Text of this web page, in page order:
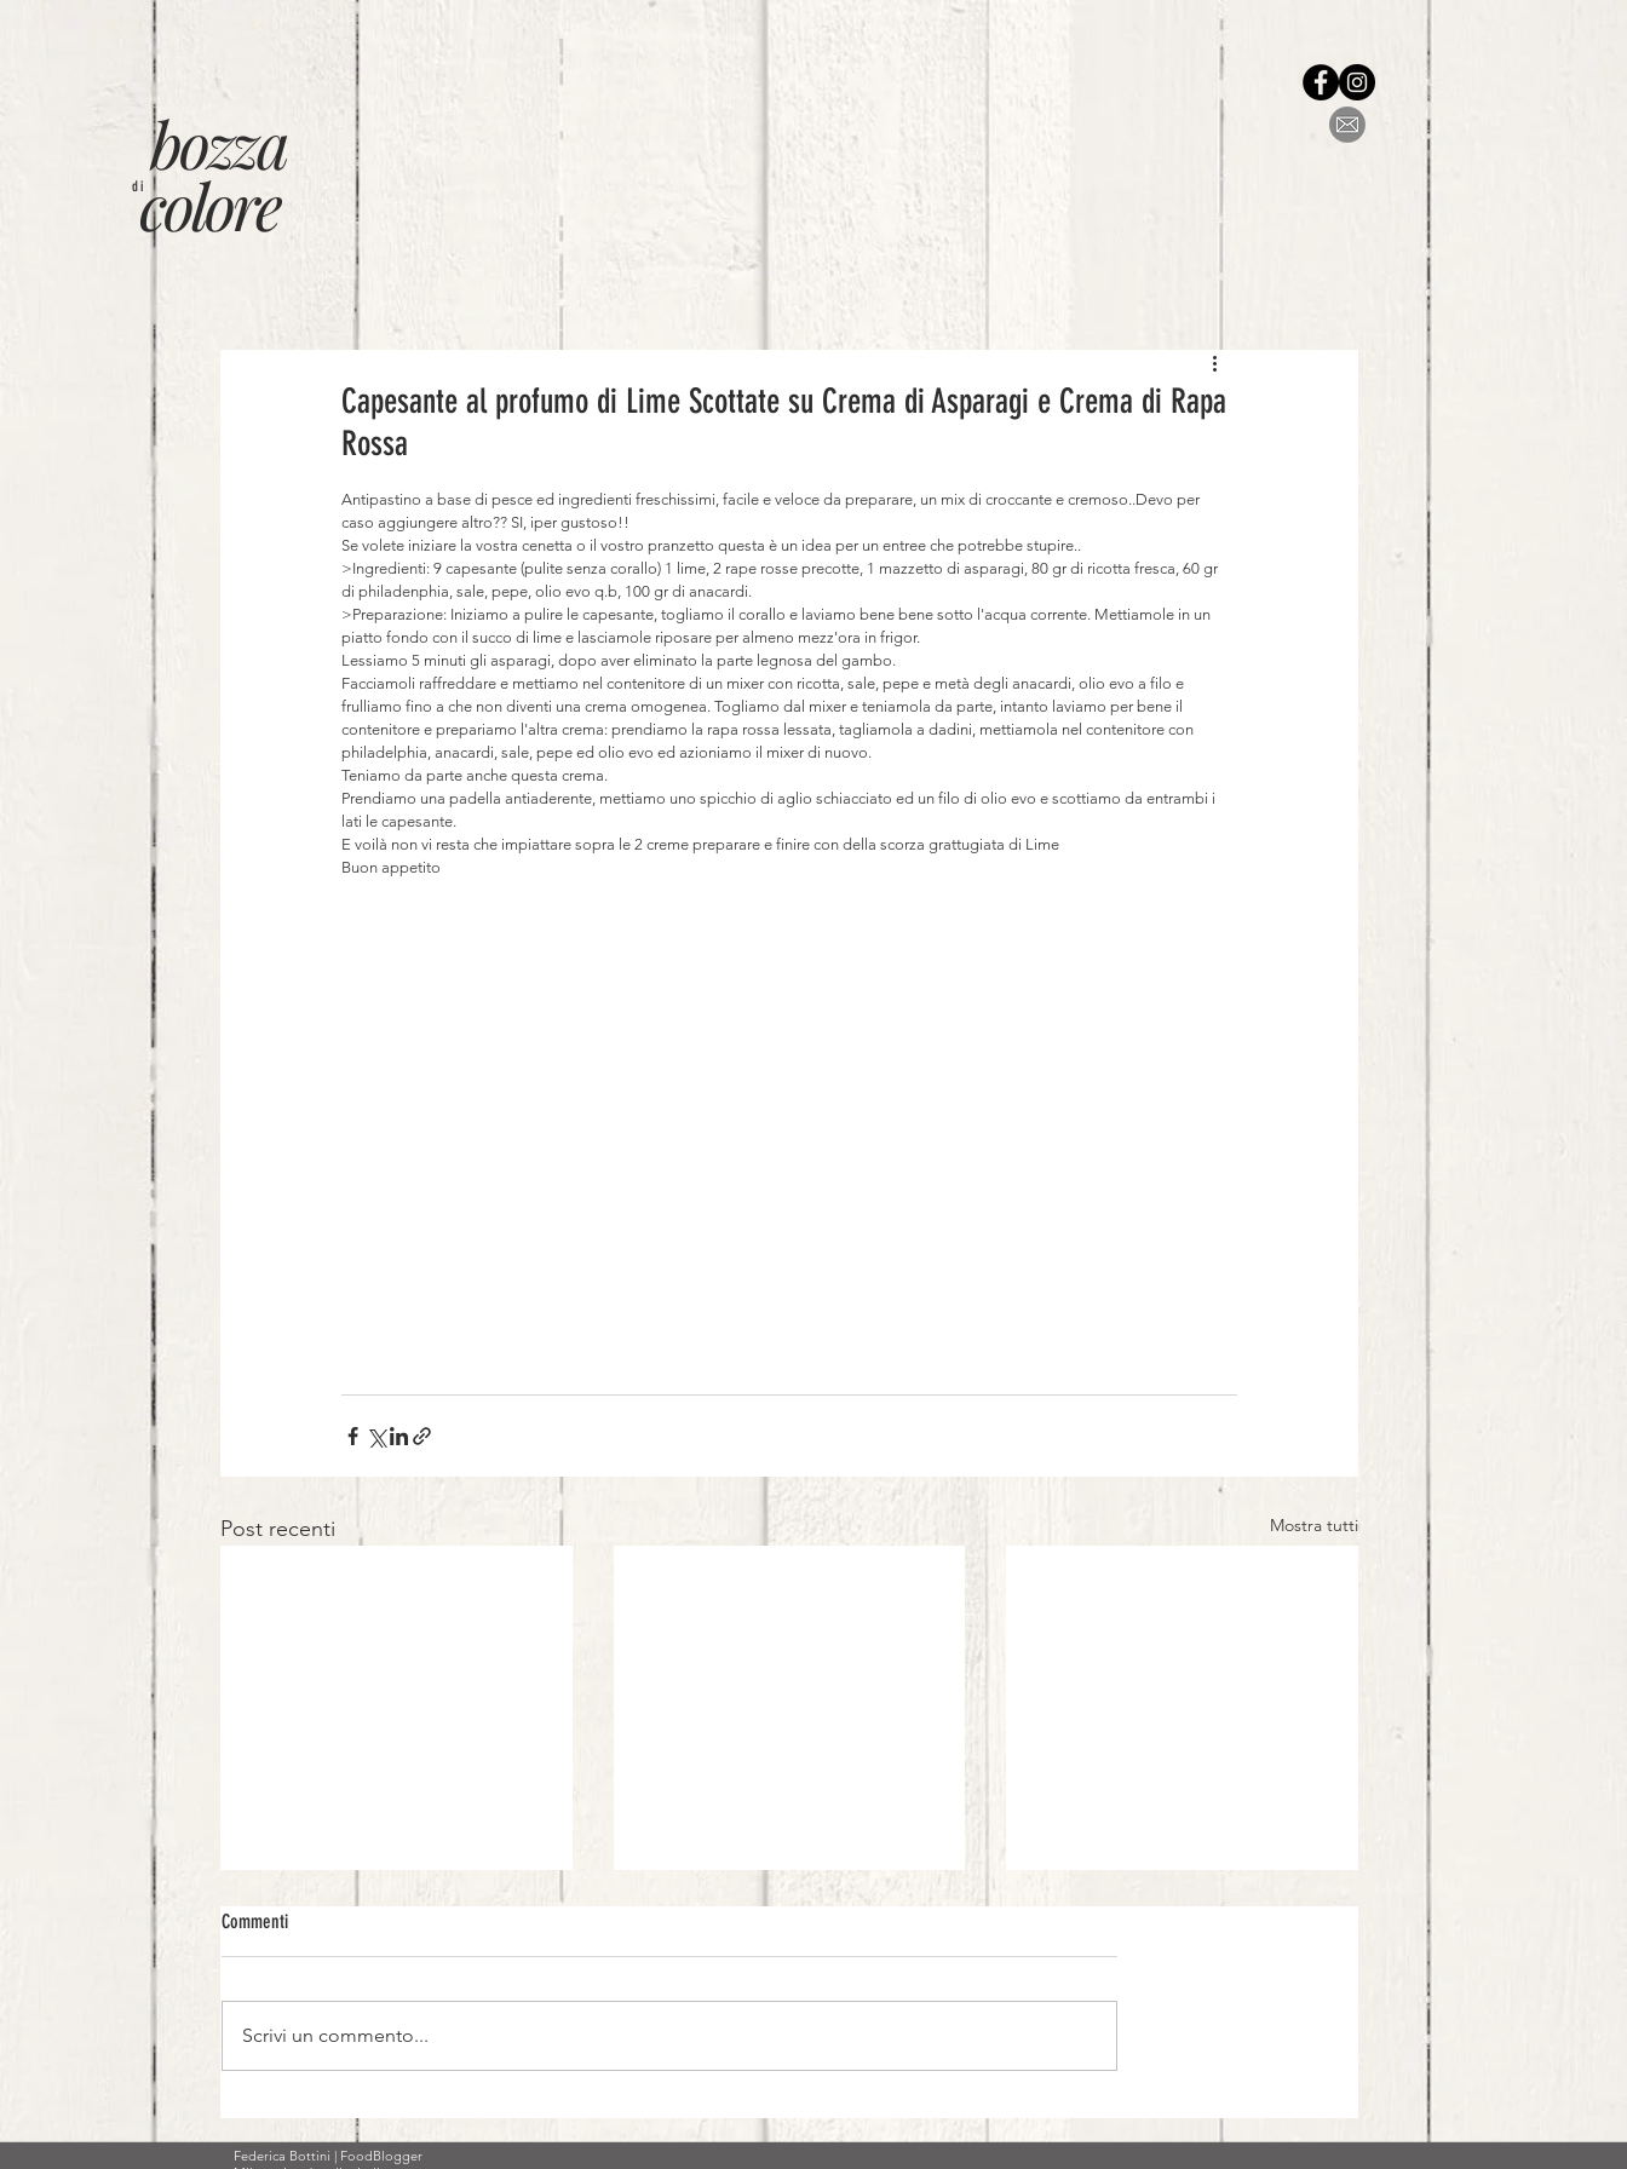
bozza
colore
di
Capesante al profumo di Lime Scottate su Crema di Asparagi e Crema di Rapa
Rossa
Antipastino a base di pesce ed ingredienti freschissimi, facile e veloce da preparare, un mix di croccante e cremoso..Devo per
caso aggiungere altro?? SI, iper gustoso!!
Se volete iniziare la vostra cenetta o il vostro pranzetto questa è un idea per un entree che potrebbe stupire..
>Ingredienti: 9 capesante (pulite senza corallo) 1 lime, 2 rape rosse precotte, 1 mazzetto di asparagi, 80 gr di ricotta fresca, 60 gr
di philadenphia, sale, pepe, olio evo q.b, 100 gr di anacardi.
>Preparazione: Iniziamo a pulire le capesante, togliamo il corallo e laviamo bene bene sotto l'acqua corrente. Mettiamole in un
piatto fondo con il succo di lime e lasciamole riposare per almeno mezz'ora in frigor.
Lessiamo 5 minuti gli asparagi, dopo aver eliminato la parte legnosa del gambo.
Facciamoli raffreddare e mettiamo nel contenitore di un mixer con ricotta, sale, pepe e metà degli anacardi, olio evo a filo e
frulliamo fino a che non diventi una crema omogenea. Togliamo dal mixer e teniamola da parte, intanto laviamo per bene il
contenitore e prepariamo l'altra crema: prendiamo la rapa rossa lessata, tagliamola a dadini, mettiamola nel contenitore con
philadelphia, anacardi, sale, pepe ed olio evo ed azioniamo il mixer di nuovo.
Teniamo da parte anche questa crema.
Prendiamo una padella antiaderente, mettiamo uno spicchio di aglio schiacciato ed un filo di olio evo e scottiamo da entrambi i
lati le capesante.
E voilà non vi resta che impiattare sopra le 2 creme preparare e finire con della scorza grattugiata di Lime
Buon appetito
Post recenti Mostra tutti
pecorino romano, gocce di pomodoro e
paprika
Commenti
Scrivi un commento...
Federica Bottini | FoodBlogger